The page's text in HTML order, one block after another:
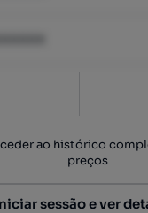
ao histórico
preços
sessão e ver